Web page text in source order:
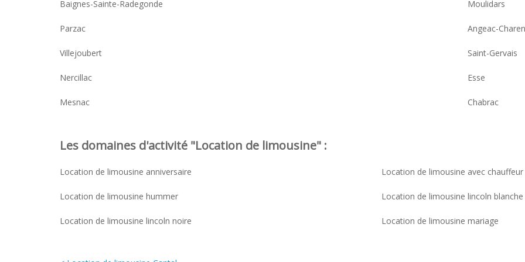
Baignes-Sainte-Radegonde Moulidars
Parzac Angeac-
Villejoubert Saint-Gervais
Nercillac Esse
Mesnac Chabrac
Les domaines d'activité "Location de limousine" :
Location de limousine anniversaire Location de limousine avec chauffeur
Location de limousine hummer Location de limousine lincoln blanche
Location de limousine lincoln noire Location de limousine mariage